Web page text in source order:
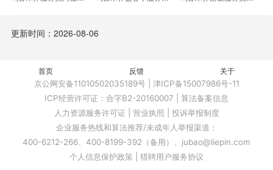
乌鲁木齐台球球房服务员招聘
更新时间：2026-08-06
首页 反馈 关于